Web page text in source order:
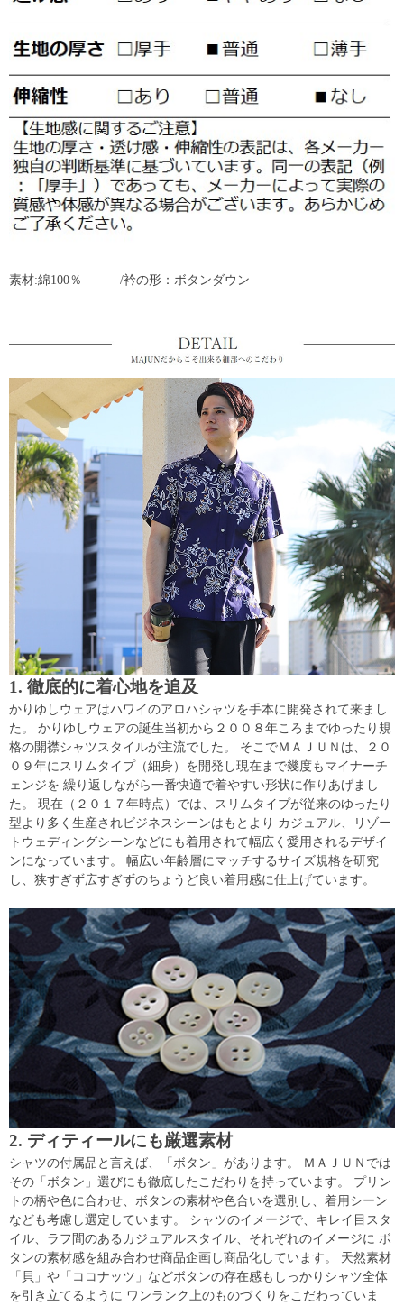
素材:綿100％ /衿の形：ボタンダウン
1. 徹底的に着心地を追及
かりゆしウェアはハワイのアロハシャツを手本に開発されて来まし
た。 かりゆしウェアの誕生当初から２００８年ころまでゆったり規
格の開襟シャツスタイルが主流でした。 そこでＭＡＪＵＮは、２０
０９年にスリムタイプ（細身）を開発し現在まで幾度もマイナーチ
ェンジを 繰り返しながら一番快適で着やすい形状に作りあげまし
た。 現在（２０１７年時点）では、スリムタイプが従来のゆったり
型より多く生産されビジネスシーンはもとより カジュアル、リゾー
トウェディングシーンなどにも着用されて幅広く愛用されるデザイ
ンになっています。 幅広い年齢層にマッチするサイズ規格を研究
し、狭すぎず広すぎずのちょうど良い着用感に仕上げています。
2. ディティールにも厳選素材
シャツの付属品と言えば、「ボタン」があります。 ＭＡＪＵＮでは
その「ボタン」選びにも徹底したこだわりを持っています。 プリン
トの柄や色に合わせ、ボタンの素材や色合いを選別し、着用シーン
なども考慮し選定しています。 シャツのイメージで、キレイ目スタ
イル、ラフ間のあるカジュアルスタイル、それぞれのイメージに ボ
タンの素材感を組み合わせ商品企画し商品化しています。 天然素材
「貝」や「ココナッツ」などボタンの存在感もしっかりシャツ全体
を引き立てるように ワンランク上のものづくりをこだわっていま